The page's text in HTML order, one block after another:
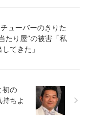
ューバーのきりた
たり屋”の被害「私
てきた」
初の
持ちよ